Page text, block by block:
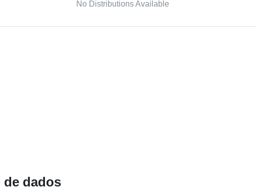
No Distributions Available
dados